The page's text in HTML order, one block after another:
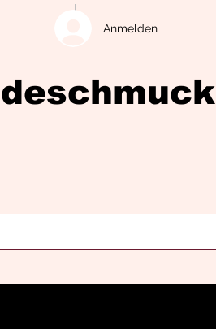
Anmelden